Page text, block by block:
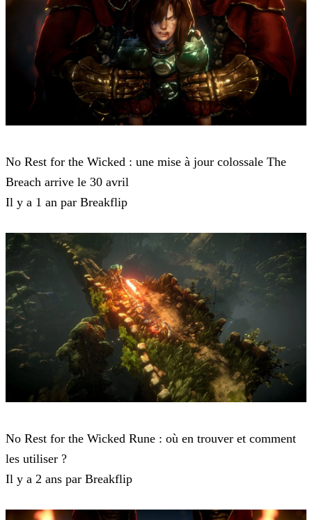
No Rest for the Wicked : une mise à jour colossale The
Breach arrive le 30 avril
Il y a 1 an par Breakflip
No Rest for the Wicked Rune : où en trouver et comment
les utiliser ?
Il y a 2 ans par Breakflip